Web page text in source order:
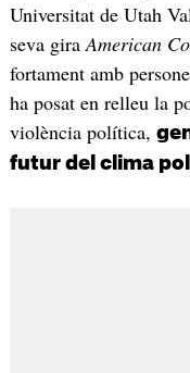
Universitat de Utah
seva giraAmerican
fortament amb
ha posat en relleu la
violència política,
futur del clima